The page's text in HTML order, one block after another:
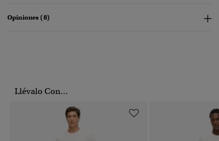
Opiniones (8)
Llévalo Con...